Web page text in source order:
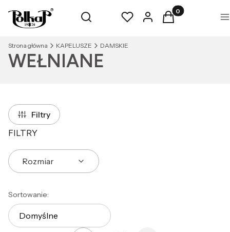
Otwórz wyszukiwarkę
Szukaj UlubioneZaloguj sięProdukty w
Koszyk
Strona główna KAPELUSZE DAMSKIE
WEŁNIANE
Filtry
FILTRY
Rozmiar
Lista produktów
Sortowanie:
Domyślne